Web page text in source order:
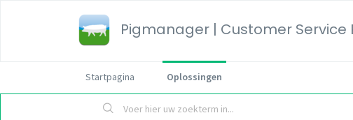
Pigmanager | Customer Service
Startpagina Oplossingen